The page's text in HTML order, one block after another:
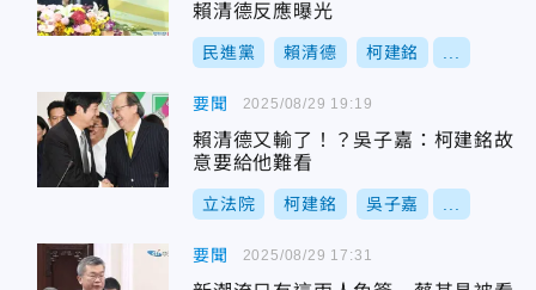
賴清德反應曝光
民進黨 賴清德 柯建銘
要聞
賴清德又輸了！？吳子嘉：柯建銘故
意要給他難看
立法院 柯建銘 吳子嘉
2025/08/29 19:19
要聞 2025/08/29 17:31